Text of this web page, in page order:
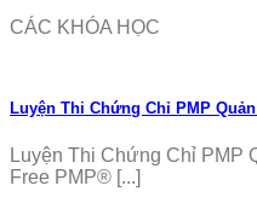
CÁC KHÓA HỌC
Luyện Thi Chứng Chỉ PMP
Luyện Thi Chứng Chỉ PMP
Free PMP® [...]